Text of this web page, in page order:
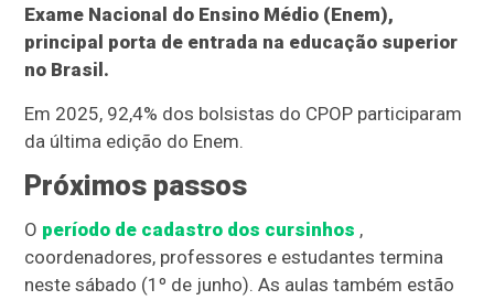
Exame Nacional do Ensino Médio (Enem),
principal porta de entrada na educação superior
no Brasil.
Em 2025, 92,4% dos bolsistas do CPOP participaram
da última edição do Enem.
Próximos passos
O período de cadastro dos cursinhos ,
coordenadores, professores e estudantes termina
neste sábado (1º de junho). As aulas também estão